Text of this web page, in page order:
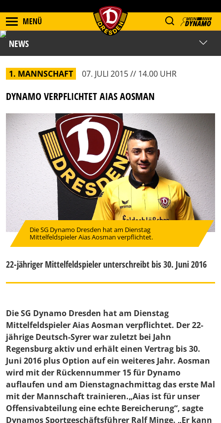
MENÜ
NEWS
1. MANNSCHAFT 07. JULI 2015 // 14.00 UHR
DYNAMO VERPFLICHTET AIAS AOSMAN
Die SG Dynamo Dresden hat am Dienstag
Mittelfeldspieler Aias Aosman verpflichtet.
22-jähriger Mittelfeldspieler unterschreibt bis 30. Juni 2016
Die SG Dynamo Dresden hat am Dienstag
Mittelfeldspieler Aias Aosman verpflichtet. Der 22-
jährige Deutsch-Syrer war zuletzt bei Jahn
Regensburg aktiv und erhält einen Vertrag bis 30.
Juni 2016 plus Option auf ein weiteres Jahr. Aosman
wird mit der Rückennummer 15 für Dynamo
auflaufen und am Dienstagnachmittag das erste Mal
mit der Mannschaft trainieren.„Aias ist für unser
Offensivabteilung eine echte Bereicherung“, sagte
Dynamos Sportgeschäftsführer Ralf Minge. „Er kann